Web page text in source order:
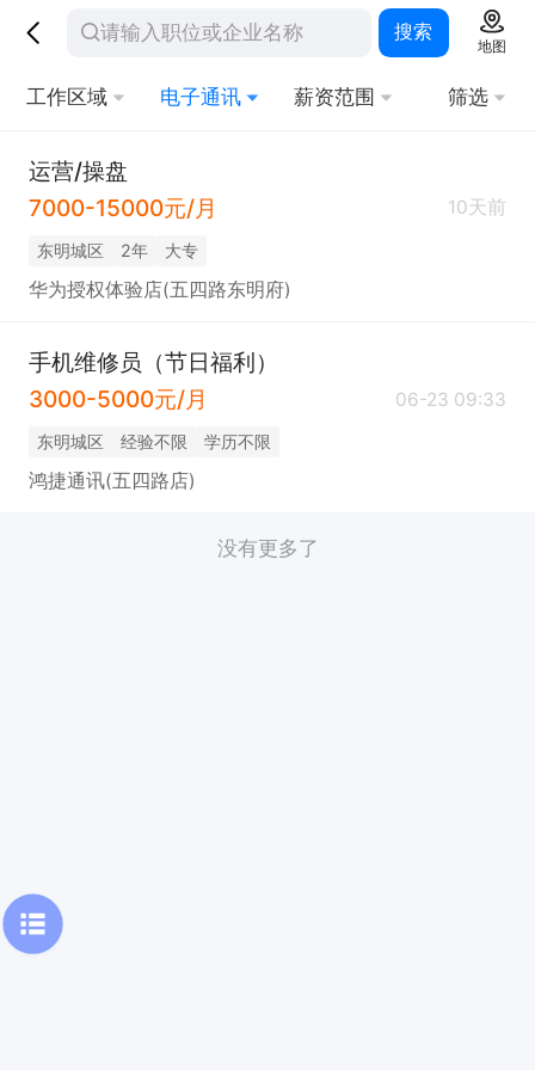
搜索
地图
工作区域 电子通讯 薪资范围 筛选
运营/操盘
7000-15000元/月
10天前
东明城区 2年 大专
华为授权体验店(五四路东明府)
手机维修员（节日福利）
3000-5000元/月
06-23 09:33
东明城区 经验不限 学历不限
鸿捷通讯(五四路店)
没有更多了